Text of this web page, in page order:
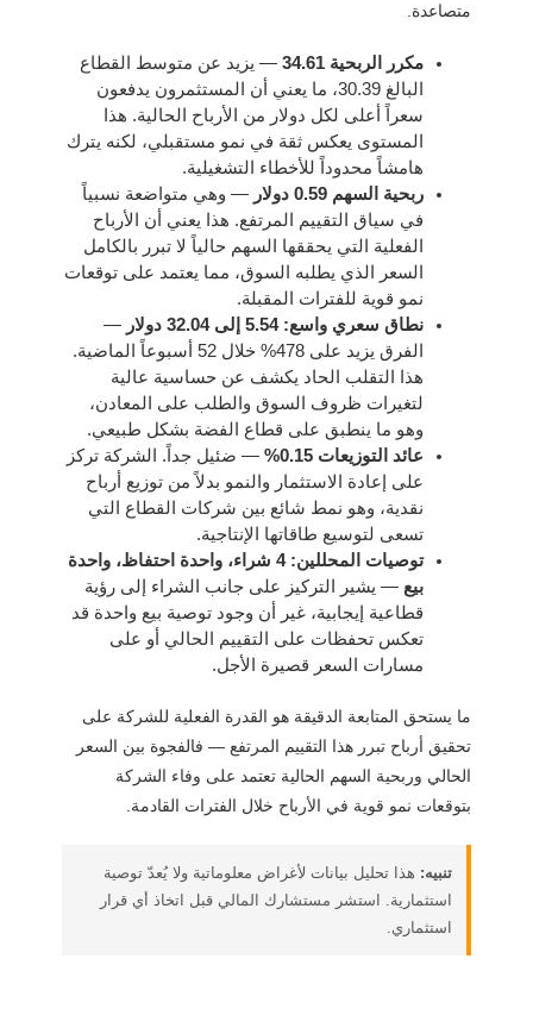
متصاعدة.
مكرر الربحية 34.61
— يزيد عن متوسط القطاع
البالغ 30.39، ما يعني أن المستثمرون يدفعون
سعراً أعلى لكل دولار من الأرباح الحالية. هذا
المستوى يعكس ثقة في نمو مستقبلي، لكنه يترك
هامشاً محدوداً للأخطاء التشغيلية.
ربحية السهم 0.59 دولار
— وهي متواضعة نسبياً
في سياق التقييم المرتفع. هذا يعني أن الأرباح
الفعلية التي يحققها السهم حالياً لا تبرر بالكامل
السعر الذي يطلبه السوق، مما يعتمد على توقعات
نمو قوية للفترات المقبلة.
نطاق سعري واسع: 5.54 إلى 32.04 دولار
—
الفرق يزيد على 478% خلال 52 أسبوعاً الماضية.
هذا التقلب الحاد يكشف عن حساسية عالية
لتغيرات ظروف السوق والطلب على المعادن،
وهو ما ينطبق على قطاع الفضة بشكل طبيعي.
عائد التوزيعات 0.15%
— ضئيل جداً. الشركة تركز
على إعادة الاستثمار والنمو بدلاً من توزيع أرباح
نقدية، وهو نمط شائع بين شركات القطاع التي
تسعى لتوسيع طاقاتها الإنتاجية.
توصيات المحللين: 4 شراء، واحدة احتفاظ، واحدة
بيع— يشير التركيز على جانب الشراء إلى رؤية
قطاعية إيجابية، غير أن وجود توصية بيع واحدة قد
تعكس تحفظات على التقييم الحالي أو على
مسارات السعر قصيرة الأجل.
ما يستحق المتابعة الدقيقة هو القدرة الفعلية للشركة على
تحقيق أرباح تبرر هذا التقييم المرتفع — فالفجوة بين السعر
الحالي وربحية السهم الحالية تعتمد على وفاء الشركة
بتوقعات نمو قوية في الأرباح خلال الفترات القادمة.
تنبيه:هذا تحليل بيانات لأغراض معلوماتية ولا يُعدّ توصية
استثمارية. استشر مستشارك المالي قبل اتخاذ أي قرار
استثماري.